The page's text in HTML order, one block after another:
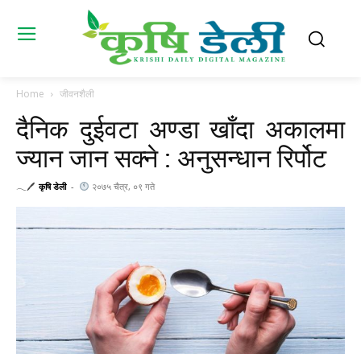
Home जीवनशैली
दैनिक दुईवटा अण्डा खाँदा अकालमा
ज्यान जान सक्ने : अनुसन्धान रिर्पोट
𓂃🖊 कृषि डेली - २०७५ चैत्र, ०९ गते